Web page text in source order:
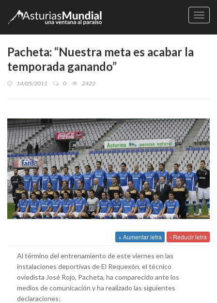
Pacheta: “Nuestra meta es acabar la
temporada ganando”
14/05/2011 0 2422
+ Aumentar letra - Reducir letra
Al término del entrenamiento de este viernes en las
instalaciones deportivas de El Requexón, el técnico
oviedista José Rojo, Pacheta, ha comparecido ante los
medios de comunicación y ha realizado las siguientes
declaraciones: